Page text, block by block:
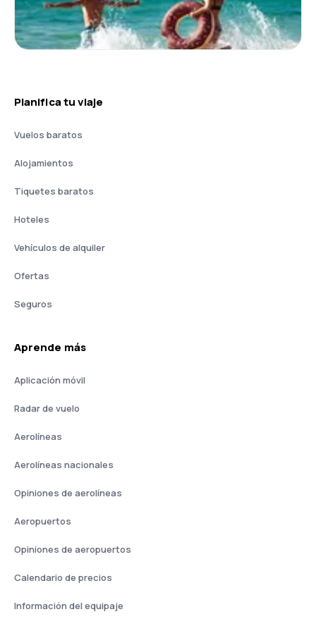
Planifica tu viaje
Vuelos baratos
Alojamientos
Tiquetes baratos
Hoteles
Vehículos de alquiler
Ofertas
Seguros
Aprende más
Aplicación móvil
Radar de vuelo
Aerolíneas
Aerolíneas nacionales
Opiniones de aerolíneas
Aeropuertos
Opiniones de aeropuertos
Calendario de precios
Información del equipaje